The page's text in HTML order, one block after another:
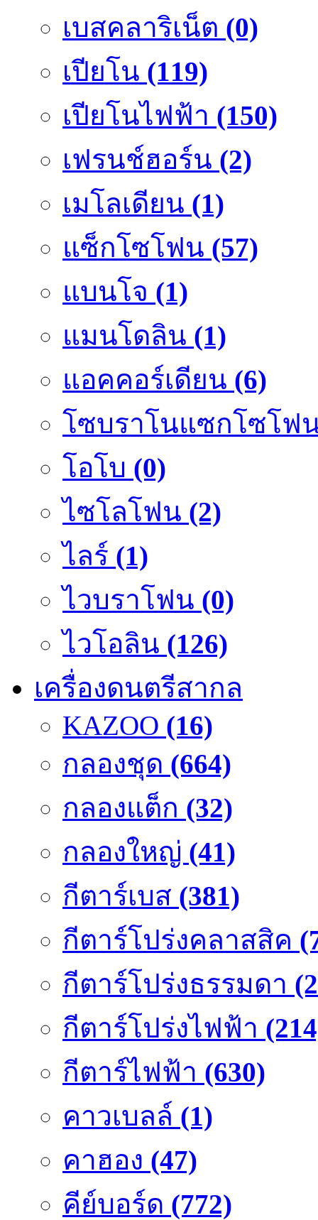
เบสคลาริเน็ต (0)
เปียโน (119)
เปียโนไฟฟ้า (150)
เฟรนช์ฮอร์น (2)
เมโลเดียน (1)
แซ็กโซโฟน (57)
แบนโจ (1)
แมนโดลิน (1)
แอคคอร์เดียน (6)
โซบราโนแซกโซโฟ
โอโบ (0)
ไซโลโฟน (2)
ไลร์ (1)
ไวบราโฟน (0)
ไวโอลิน (126)
เครื่องดนตรีสากล
KAZOO (16)
กลองชุด (664)
กลองแต็ก (32)
กลองใหญ่ (41)
กีตาร์เบส (381)
กีตาร์โปร่งคลาสสิค
กีตาร์โปร่งธรรมดา
กีตาร์โปร่งไฟฟ้า
กีตาร์ไฟฟ้า (630)
คาวเบลล์ (1)
คาฮอง (47)
คีย์บอร์ด (772)